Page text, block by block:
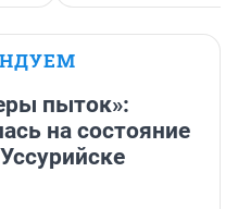
пыток»:
на состояние